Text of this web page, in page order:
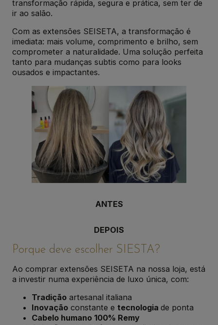
transformação rápida, segura e prática, sem ter de
ir ao salão.
Com as extensões SEISETA, a transformação é
imediata: mais volume, comprimento e brilho, sem
comprometer a naturalidade. Uma solução perfeita
tanto para mudanças subtis como para looks
ousados e impactantes.
ANTES
DEPOIS
Porque deve escolher SIESTA?
Ao comprar extensões SEISETA na nossa loja, está
a investir numa experiência de luxo única, com:
Tradiçãoartesanal italiana
Inovaçãoconstante e tecnologia de ponta
Cabelo humano 100% Remy